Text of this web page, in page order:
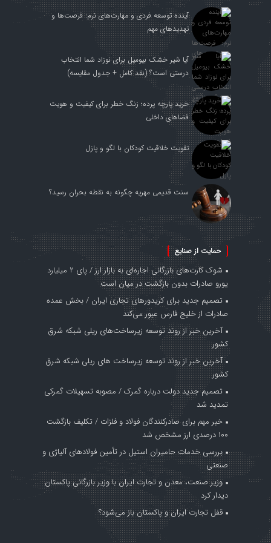
آینده توسعه فردی و مهارت‌های نرم: فرصت‌ها و
تهدیدهای مهم
آیا شیر خشک بیومیل برای نوزاد شما انتخاب
درستی است؟ (نقد کامل + جدول مقایسه)
خرید پارچه پرده؛ زنگ خطر برای کیفیت و هویت
فضاهای داخلی
تقویت خلاقیت کودکان با لگو و پازل
سنت قدیمی مهریه چگونه به نقطه بحران رسید؟
حمایت از صنایع
شوک کارت‌های بازرگانی اجاره‌ای به بازار ارز / پای ۲ میلیارد
یورو صادرات بدون بازگشت در میان است
تصمیم جدید برای کریدورهای تجاری ایران / بخش عمده
صادرات از خلیج فارس عبور می‌کند
آخرین خبر از روند توسعه زیرساخت‌های ریلی شبکه شرق
کشور
آخرین خبر از روند توسعه زیرساخت های ریلی شبکه شرق
کشور
تصمیم جدید دولت درباره گمرک / مصوبه تسهیلات گمرکی
تمدید شد
خبر مهم برای صادرکنندگان فولاد و فلزات / تکلیف بازگشت
۱۰۰ درصدی ارز مشخص شد
بررسی خدمات حامیران استیل در تأمین فولادهای آلیاژی و
صنعتی
وزیر صنعت، معدن و تجارت ایران با وزیر بازرگانی پاکستان
دیدار کرد
قفل تجارت ایران و پاکستان باز می‌شود؟